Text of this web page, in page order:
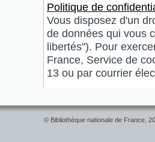
Politique de
Vous disposez d'un
de données qui vous
libertés"). Pour
France, Service de
13 ou par courrier
© Bibliothèque nationale de France,